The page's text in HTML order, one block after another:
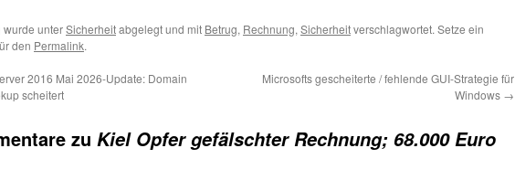
wurde unterSicherheitabgelegt und mit Betrug, Rechnung, Sicherheitverschlagwortet. Setze ein
den Permalink.
2016 Mai 2026-Update: Domain
scheitert
Microsofts gescheiterte / fehlende GUI-Strategie für
Windows →
zu Kiel Opfer gefälschter Rechnung; 68.000 Euro